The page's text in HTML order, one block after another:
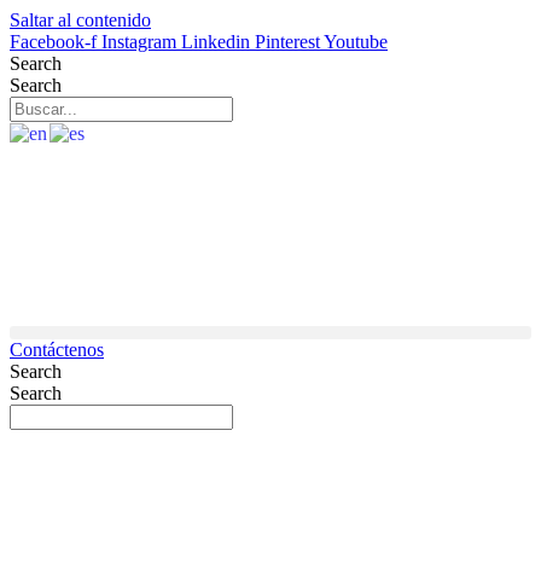
Saltar al contenido
Facebook-f Instagram Linkedin PinterestYoutube
Search
Search
Contáctenos
Search
Search